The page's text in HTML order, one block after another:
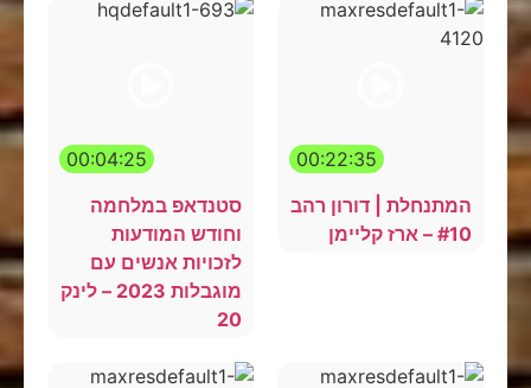
00:22:35
המתנחלת | דורון רהב
#10 – ארז קליימן
00:04:25
סטנדאפ במלחמה
וחודש המודעות
לזכויות אנשים עם
מוגבלות 2023 – לינק
20